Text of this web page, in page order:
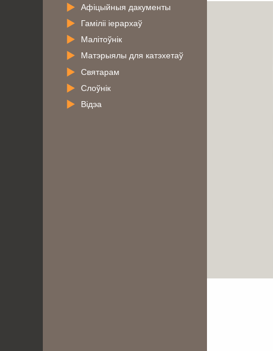
Афіцыйныя дакументы
Гаміліі іерархаў
Малітоўнік
Матэрыялы для катэхетаў
Святарам
Слоўнік
Відэа